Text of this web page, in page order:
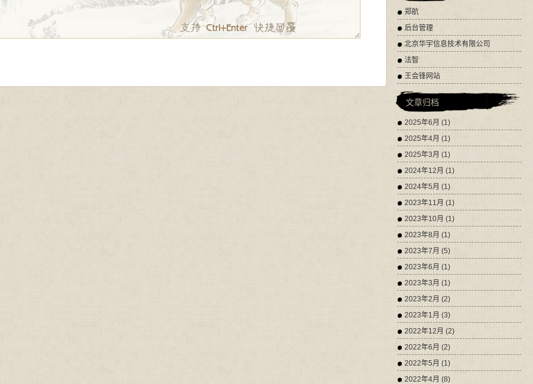
郑航
后台管理
北京华宇信息技术有限公司
法智
王会锋网站
文章归档
2025年6月 (1)
2025年4月 (1)
2025年3月 (1)
2024年12月 (1)
2024年5月 (1)
2023年11月 (1)
2023年10月 (1)
2023年8月 (1)
2023年7月 (5)
2023年6月 (1)
2023年3月 (1)
2023年2月 (2)
2023年1月 (3)
2022年12月 (2)
2022年6月 (2)
2022年5月 (1)
2022年4月 (8)